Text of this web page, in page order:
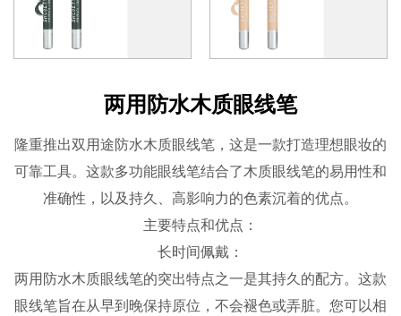
两用防水木质眼线笔
隆重推出双用途防水木质眼线笔，这是一款打造理想眼妆的
可靠工具。这款多功能眼线笔结合了木质眼线笔的易用性和
准确性，以及持久、高影响力的色素沉着的优点。
主要特点和优点：
长时间佩戴：
两用防水木质眼线笔的突出特点之一是其持久的配方。这款
眼线笔旨在从早到晚保持原位，不会褪色或弄脏。您可以相